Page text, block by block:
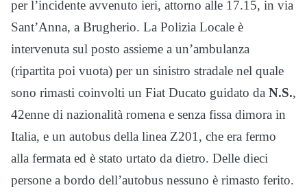
per l’incidente avvenuto ieri, attorno alle 17.15, in via
Sant’Anna, a Brugherio. La Polizia Locale è
intervenuta sul posto assieme a un’ambulanza
(ripartita poi vuota) per un sinistro stradale nel quale
sono rimasti coinvolti un Fiat Ducato guidato da N.S.,
42enne di nazionalità romena e senza fissa dimora in
Italia, e un autobus della linea Z201, che era fermo
alla fermata ed è stato urtato da dietro. Delle dieci
persone a bordo dell’autobus nessuno è rimasto ferito.